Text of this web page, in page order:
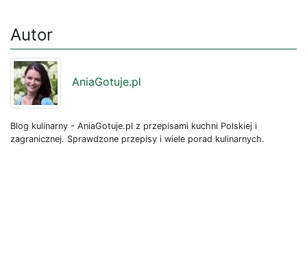
Autor
AniaGotuje.pl
Blog kulinarny - AniaGotuje.pl z przepisami kuchni Polskiej i
zagranicznej. Sprawdzone przepisy i wiele porad kulinarnych.